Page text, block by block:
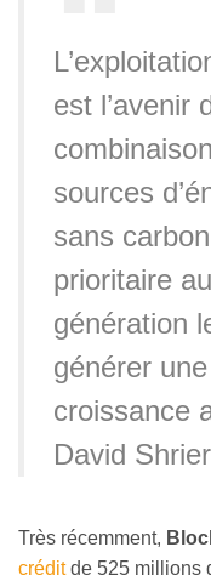
est l’avenir
sources
sans
prioritaire
génération
générer
croissance
David
Très récemment,
créditde 525 millions